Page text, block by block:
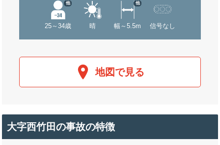
25～34歳
他
晴 幅～5.5m
他
信号なし
地図で見る
大字西竹田の事故の特徴